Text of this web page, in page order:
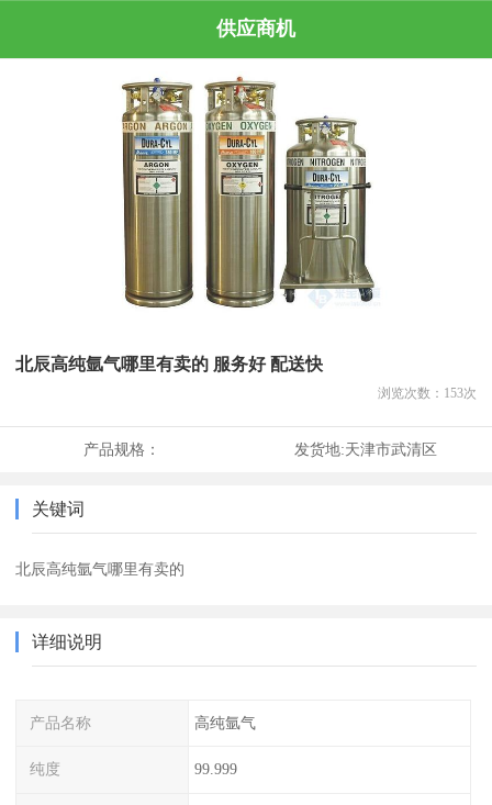
供应商机
北辰高纯氩气哪里有卖的 服务好 配送快
浏览次数： 153次
产品规格： 发货地:天津市武清区
关键词
北辰高纯氩气哪里有卖的
详细说明
产品名称 高纯氩气
纯度 99.999